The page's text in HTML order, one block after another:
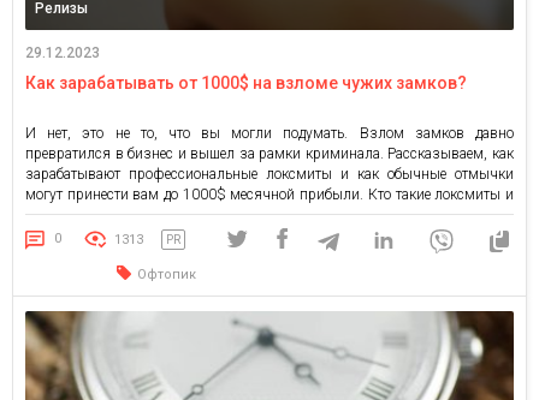
Релизы
29.12.2023
Как зарабатывать от 1000$ на взломе чужих замков?
И нет, это не то, что вы могли подумать. Взлом замков давно
превратился в бизнес и вышел за рамки криминала. Рассказываем, как
зарабатывают профессиональные локсмиты и как обычные отмычки
могут принести вам до 1000$ месячной прибыли. Кто такие локсмиты и
почему они должны быть в каждом городе? В народе таких
предпринимателей называют «медвежатники», их работа — […]
0 1313 PR
Офтопик